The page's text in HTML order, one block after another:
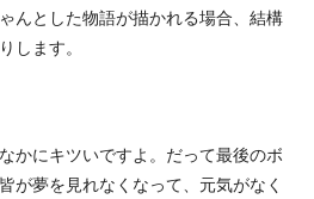
んとした物語が描かれる場合、結構
します。
かにキツいですよ。だって最後のボ
が夢を見れなくなって、元気がなく